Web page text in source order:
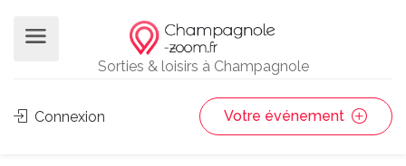
Sorties & loisirs à Champagnole
Connexion Votre événement